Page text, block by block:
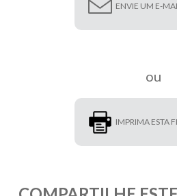
ENVIE UM E-
ou
IMPRIMA ESTA